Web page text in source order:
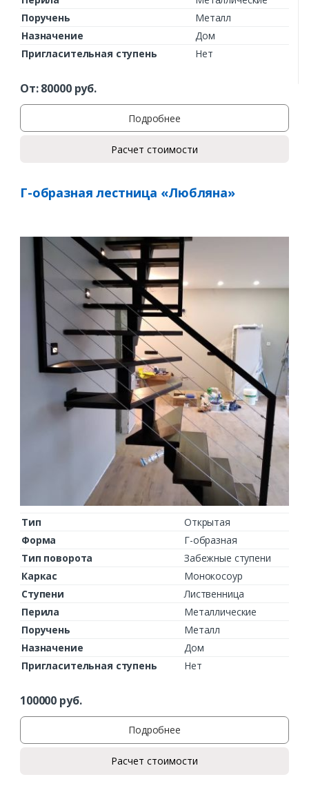
Поручень
Металл
Назначение
Дом
Пригласительная ступень
Нет
От:80000руб.
Подробнее
Расчет стоимости
Г-образная лестница «Любляна»
Тип
Открытая
Форма
Г-образная
Тип поворота
Забежные ступени
Каркас
Монокосоур
Ступени
Лиственница
Перила
Металлические
Поручень
Металл
Назначение
Дом
Пригласительная ступень
Нет
100000 руб.
Подробнее
Расчет стоимости